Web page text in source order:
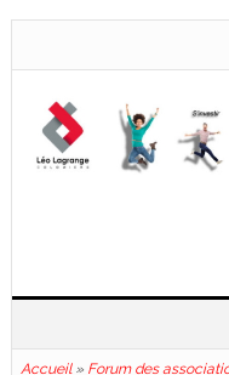
Accueil» Forum des